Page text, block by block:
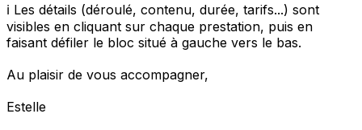
ℹ️ Les détails (déroulé, contenu, durée, tarifs...) sont
visibles en cliquant sur chaque prestation, puis en
faisant défiler le bloc situé à gauche vers le bas.
Au plaisir de vous accompagner,
Estelle